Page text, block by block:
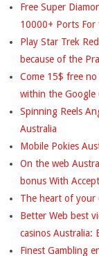
Free Super
10000+ Ports For
Play Star Trek
because of the
Come 15$ free no
within the Google
Spinning Reels
Australia
Mobile Pokies
On the web
bonus With
The heart of your
Better Web best
casinos Australia:
Finest Gambling